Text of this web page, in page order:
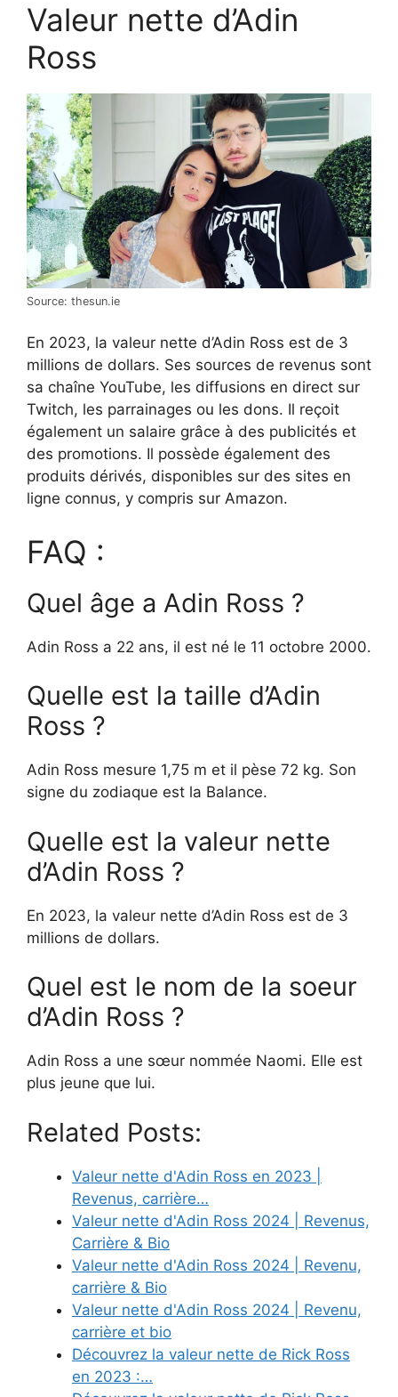
Valeur nette d’Adin
Ross
Source: thesun.ie
En 2023, la valeur nette d’Adin Ross est de 3
millions de dollars. Ses sources de revenus sont
sa chaîne YouTube, les diffusions en direct sur
Twitch, les parrainages ou les dons. Il reçoit
également un salaire grâce à des publicités et
des promotions. Il possède également des
produits dérivés, disponibles sur des sites en
ligne connus, y compris sur Amazon.
FAQ :
Quel âge a Adin Ross ?
Adin Ross a 22 ans, il est né le 11 octobre 2000.
Quelle est la taille d’Adin
Ross ?
Adin Ross mesure 1,75 m et il pèse 72 kg. Son
signe du zodiaque est la Balance.
Quelle est la valeur nette
d’Adin Ross ?
En 2023, la valeur nette d’Adin Ross est de 3
millions de dollars.
Quel est le nom de la soeur
d’Adin Ross ?
Adin Ross a une sœur nommée Naomi. Elle est
plus jeune que lui.
Related Posts:
Valeur nette d'Adin Ross en 2023 |
Revenus, carrière…
Valeur nette d'Adin Ross 2024 | Revenus,
Carrière & Bio
Valeur nette d'Adin Ross 2024 | Revenu,
carrière & Bio
Valeur nette d'Adin Ross 2024 | Revenu,
carrière et bio
Découvrez la valeur nette de Rick Ross
en 2023 :…